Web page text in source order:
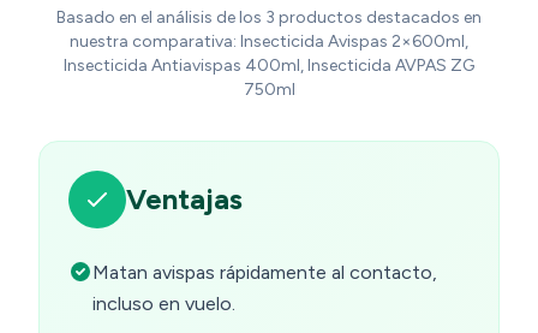
Basado en el análisis de los 3 productos destacados en
nuestra comparativa: Insecticida Avispas 2×600ml,
Insecticida Antiavispas 400ml, Insecticida AVPAS ZG
750ml
Ventajas
Matan avispas rápidamente al contacto,
incluso en vuelo.